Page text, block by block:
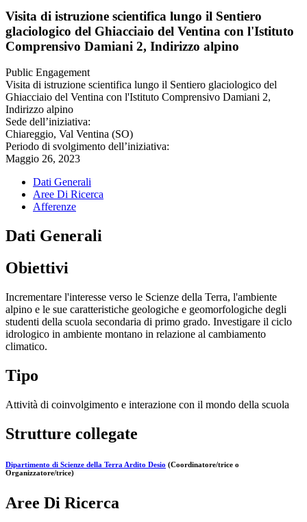
Visita di istruzione scientifica lungo il Sentiero
glaciologico del Ghiacciaio del Ventina con l'Istituto
Comprensivo Damiani 2, Indirizzo alpino
Public Engagement
Visita di istruzione scientifica lungo il Sentiero glaciologico del
Ghiacciaio del Ventina con l'Istituto Comprensivo Damiani 2,
Indirizzo alpino
Sede dell’iniziativa:
Chiareggio, Val Ventina (SO)
Periodo di svolgimento dell’iniziativa:
Maggio 26, 2023
Dati Generali
Aree Di Ricerca
Afferenze
Dati Generali
Obiettivi
Incrementare l'interesse verso le Scienze della Terra, l'ambiente
alpino e le sue caratteristiche geologiche e geomorfologiche degli
studenti della scuola secondaria di primo grado. Investigare il ciclo
idrologico in ambiente montano in relazione al cambiamento
climatico.
Tipo
Attività di coinvolgimento e interazione con il mondo della scuola
Strutture collegate
Dipartimento di Scienze della Terra Ardito Desio (Coordinatore/trice o
Organizzatore/trice)
Aree Di Ricerca